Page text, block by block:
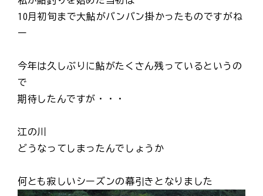
10月初旬まで大鮎がバンバン掛かったものですがね
ー
今年は久しぶりに鮎がたくさん残っているというの
で
期待したんですが・・・
江の川
どうなってしまったんでしょうか
何とも寂しいシーズンの幕引きとなりました